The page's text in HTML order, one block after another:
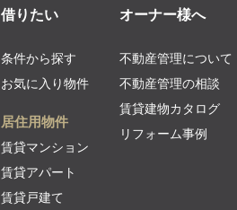
借りたい
条件から探す
お気に入り物件
居住用物件
賃貸マンション
賃貸アパート
賃貸戸建て
オーナー様へ
不動産管理について
不動産管理の相談
賃貸建物カタログ
リフォーム事例